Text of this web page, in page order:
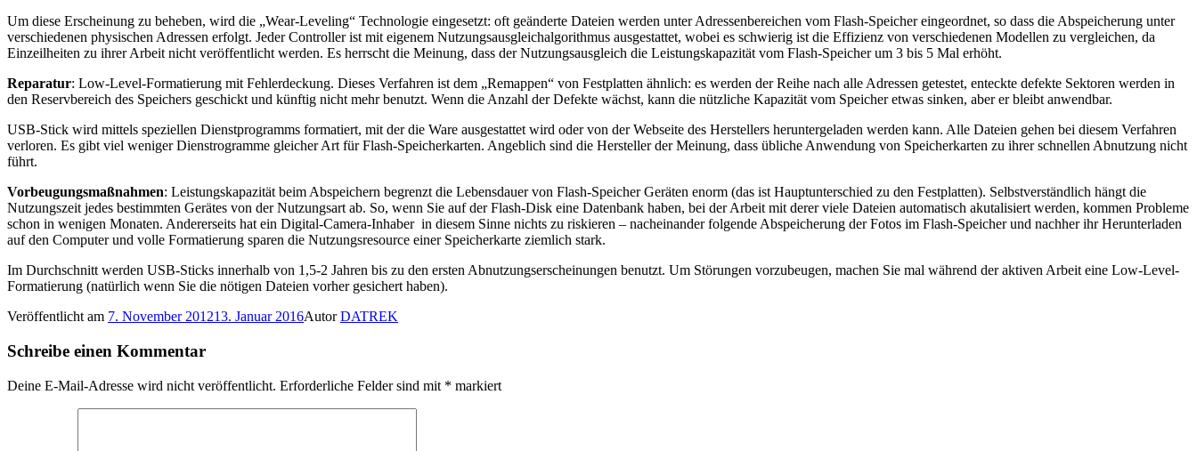
Um diese Erscheinung zu beheben, wird die „Wear-Leveling“ Technologie eingesetzt: oft geänderte Dateien werden unter Adressenbereichen vom Flash-Speicher eingeordnet, so dass die Abspeicherung unter
verschiedenen physischen Adressen erfolgt. Jeder Controller ist mit eigenem Nutzungsausgleichalgorithmus ausgestattet, wobei es schwierig ist die Effizienz von verschiedenen Modellen zu vergleichen, da
Einzeilheiten zu ihrer Arbeit nicht veröffentlicht werden. Es herrscht die Meinung, dass der Nutzungsausgleich die Leistungskapazität vom Flash-Speicher um 3 bis 5 Mal erhöht.
Reparatur: Low-Level-Formatierung mit Fehlerdeckung. Dieses Verfahren ist dem „Remappen“ von Festplatten ähnlich: es werden der Reihe nach alle Adressen getestet, enteckte defekte Sektoren werden in
den Reservbereich des Speichers geschickt und künftig nicht mehr benutzt. Wenn die Anzahl der Defekte wächst, kann die nützliche Kapazität vom Speicher etwas sinken, aber er bleibt anwendbar.
USB-Stick wird mittels speziellen Dienstprogramms formatiert, mit der die Ware ausgestattet wird oder von der Webseite des Herstellers heruntergeladen werden kann. Alle Dateien gehen bei diesem Verfahren
verloren. Es gibt viel weniger Dienstrogramme gleicher Art für Flash-Speicherkarten. Angeblich sind die Hersteller der Meinung, dass übliche Anwendung von Speicherkarten zu ihrer schnellen Abnutzung nicht
führt.
Vorbeugungsmaßnahmen: Leistungskapazität beim Abspeichern begrenzt die Lebensdauer von Flash-Speicher Geräten enorm (das ist Hauptunterschied zu den Festplatten). Selbstverständlich hängt die
Nutzungszeit jedes bestimmten Gerätes von der Nutzungsart ab. So, wenn Sie auf der Flash-Disk eine Datenbank haben, bei der Arbeit mit derer viele Dateien automatisch akutalisiert werden, kommen Probleme
schon in wenigen Monaten. Andererseits hat ein Digital-Camera-Inhaber in diesem Sinne nichts zu riskieren – nacheinander folgende Abspeicherung der Fotos im Flash-Speicher und nachher ihr Herunterladen
auf den Computer und volle Formatierung sparen die Nutzungsresource einer Speicherkarte ziemlich stark.
Im Durchschnitt werden USB-Sticks innerhalb von 1,5-2 Jahren bis zu den ersten Abnutzungserscheinungen benutzt. Um Störungen vorzubeugen, machen Sie mal während der aktiven Arbeit eine Low-Level-
Formatierung (natürlich wenn Sie die nötigen Dateien vorher gesichert haben).
Veröffentlicht am 7. November 201213. Januar 2016AutorDATREK
Schreibe einen Kommentar
Deine E-Mail-Adresse wird nicht veröffentlicht. Erforderliche Felder sind mit * markiert